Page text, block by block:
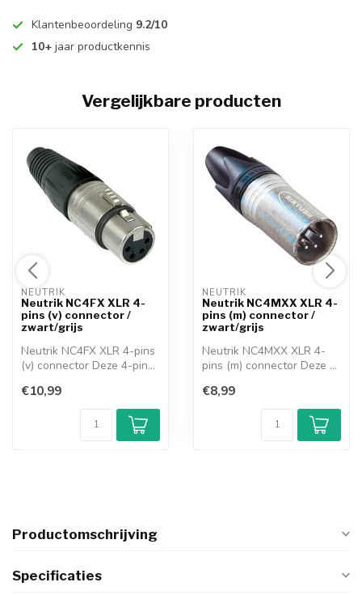
Klantenbeoordeling 9.2/10
10+ jaar productkennis
Vergelijkbare producten
NEUTRIK
Neutrik NC4FX XLR 4-
pins (v) connector /
zwart/grijs
Neutrik NC4FX XLR 4-pins
(v) connector Deze 4-pins
€10,99
NEUTRIK
Neutrik NC4MXX XLR 4-
pins (m) connector /
zwart/grijs
Neutrik NC4MXX XLR 4-
pins (m) connector Deze 4-
€8,99
Productomschrijving
Specificaties